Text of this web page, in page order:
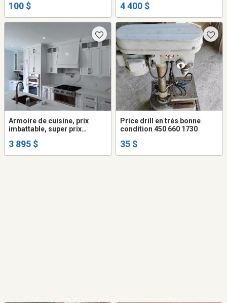
100 $ 4 400 $
Armoire de cuisine, prix
imbattable, super prix
resurfaçage remise a neuf.
3 895 $
Price drill en très bonne
condition 450 660 1730
35 $